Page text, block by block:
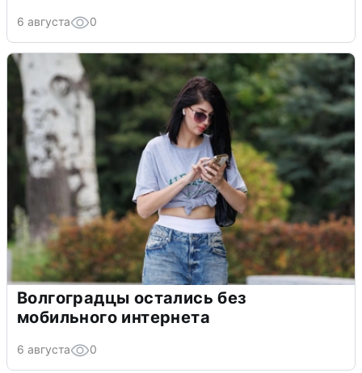
6 августа 0
Волгоградцы остались без
мобильного интернета
6 августа 0